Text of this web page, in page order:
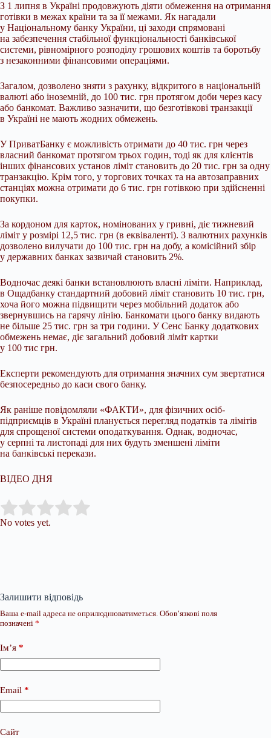
З 1 липня в Україні продовжують діяти обмеження на отримання
готівки в межах країни та за її межами. Як нагадали
у Національному банку України, ці заходи спрямовані
на забезпечення стабільної функціональності банківської
системи, рівномірного розподілу грошових коштів та боротьбу
з незаконними фінансовими операціями.
Загалом, дозволено зняти з рахунку, відкритого в національній
валюті або іноземній, до 100 тис. грн протягом доби через касу
або банкомат. Важливо зазначити, що безготівкові транзакції
в Україні не мають жодних обмежень.
У ПриватБанку є можливість отримати до 40 тис. грн через
власний банкомат протягом трьох годин, тоді як для клієнтів
інших фінансових установ ліміт становить до 20 тис. грн за одну
транзакцію. Крім того, у торгових точках та на автозаправних
станціях можна отримати до 6 тис. грн готівкою при здійсненні
покупки.
За кордоном для карток, номінованих у гривні, діє тижневий
ліміт у розмірі 12,5 тис. грн (в еквіваленті). З валютних рахунків
дозволено вилучати до 100 тис. грн на добу, а комісійний збір
у державних банках зазвичай становить 2%.
Водночас деякі банки встановлюють власні ліміти. Наприклад,
в Ощадбанку стандартний добовий ліміт становить 10 тис. грн,
хоча його можна підвищити через мобільний додаток або
звернувшись на гарячу лінію. Банкомати цього банку видають
не більше 25 тис. грн за три години. У Сенс Банку додаткових
обмежень немає, діє загальний добовий ліміт картки
у 100 тис грн.
Експерти рекомендують для отримання значних сум звертатися
безпосередньо до каси свого банку.
Як раніше повідомляли «ФАКТИ», для фізичних осіб-
підприємців в Україні планується перегляд податків та лімітів
для спрощеної системи оподаткування. Однак, водночас,
у серпні та листопаді для них будуть зменшені ліміти
на банківські перекази.
ВІДЕО ДНЯ
Rate this item:
No votes yet.
Залишити відповідь
Ваша e-mail адреса не оприлюднюватиметься. Обов’язкові поля
позначені *
Ім’я *
Email *
Сайт